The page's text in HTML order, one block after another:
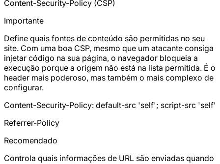
Content-Security-Policy (CSP)
Importante
Define quais fontes de conteúdo são permitidas no seu
site. Com uma boa CSP, mesmo que um atacante consiga
injetar código na sua página, o navegador bloqueia a
execução porque a origem não está na lista permitida. É o
header mais poderoso, mas também o mais complexo de
configurar.
Content-Security-Policy: default-src 'self'; script-src 'self'
Referrer-Policy
Recomendado
Controla quais informações de URL são enviadas quando